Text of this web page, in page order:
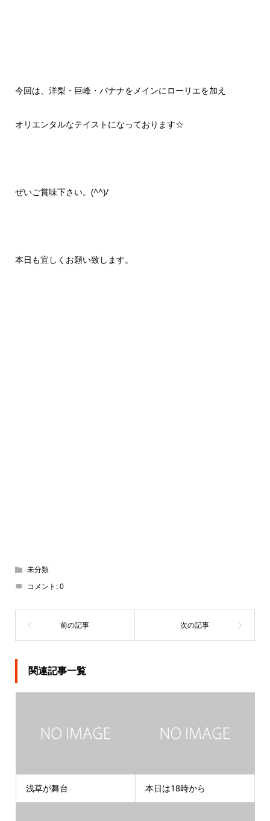
今回は、洋梨・巨峰・バナナをメインにローリエを加え
オリエンタルなテイストになっております☆
ぜいご賞味下さい。(^^)/
本日も宜しくお願い致します。
未分類
コメント:0
関連記事一覧
浅草が舞台 本日は18時から